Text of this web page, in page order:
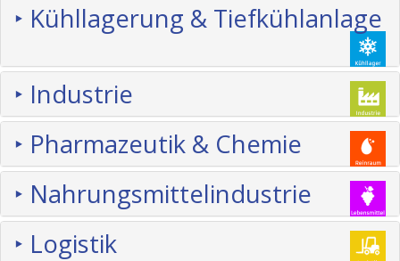
‣ Kühllagerung & Tiefkühlanlage
‣ Industrie
‣ Pharmazeutik & Chemie
‣ Nahrungsmittelindustrie
‣ Logistik